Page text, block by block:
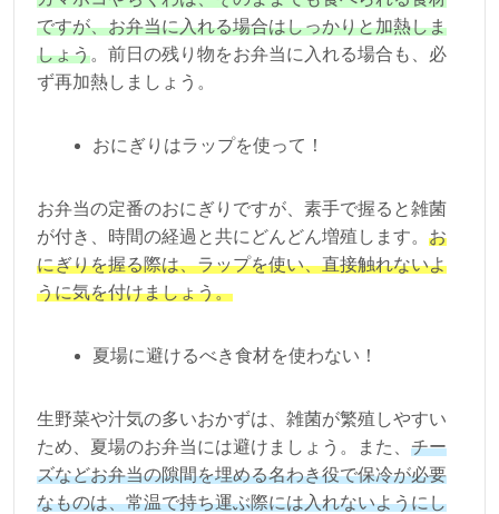
ですが、お弁当に入れる場合はしっかりと加熱しま
しょう。前日の残り物をお弁当に入れる場合も、必
ず再加熱しましょう。
おにぎりはラップを使って！
お弁当の定番のおにぎりですが、素手で握ると雑菌
が付き、時間の経過と共にどんどん増殖します。 お
にぎりを握る際は、ラップを使い、直接触れないよ
うに気を付けましょう。
夏場に避けるべき食材を使わない！
生野菜や汁気の多いおかずは、雑菌が繁殖しやすい
ため、夏場のお弁当には避けましょう。また、 チー
ズなどお弁当の隙間を埋める名わき役で保冷が必要
なものは、常温で持ち運ぶ際には入れないようにし